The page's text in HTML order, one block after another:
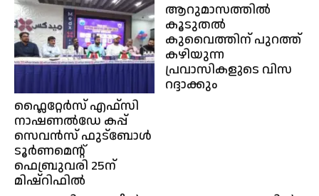
ഫ്ലൈറ്റേർസ് എഫ്‌സി
നാഷണൽഡേ കപ്പ്
സെവൻസ് ഫുട്ബോൾ
ടൂർണമെന്റ്
ഫെബ്രുവരി 25ന്
മിഷ്റിഫിൽ
ആറുമാസത്തിൽ
കൂടുതൽ
കുവൈത്തിന് പുറത്ത്
കഴിയുന്ന
പ്രവാസികളുടെ വിസ
റദ്ദാക്കും